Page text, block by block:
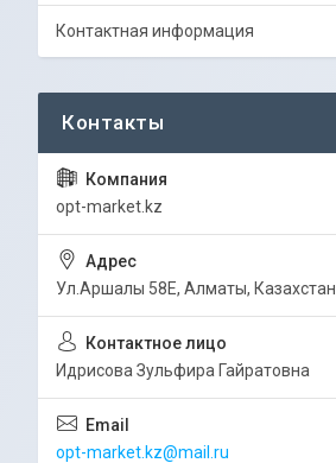
Контактная информация
opt-market.kz
Ул.Аршалы 58Е, Алматы, Казахстан
Идрисова Зульфира Гайратовна
opt-market.kz@mail.ru